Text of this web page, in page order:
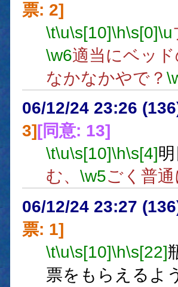
票: 2]
\t\u\s[10]\h\s[0]\u
\w6適当にベッ
なかなかやで？
06/12/24 23:26
3] [同意: 13]
\t\u\s[10]\h\s[4]
む、 \w5ごく普
06/12/24 23:27
票: 1]
\t\u\s[10]\h\s[22]
票をもらえるよ